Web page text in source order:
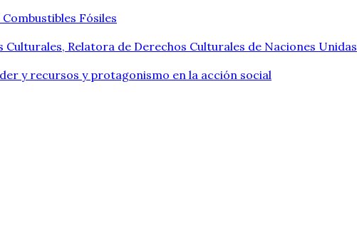
Fósiles
Relatora de Derechos Culturales de Naciones Unidas
y recursos y protagonismo en la acción social